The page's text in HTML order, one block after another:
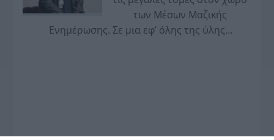
των Μέσων Μαζικής
Ενημέρωσης. Σε μια εφ’ όλης της ύλης